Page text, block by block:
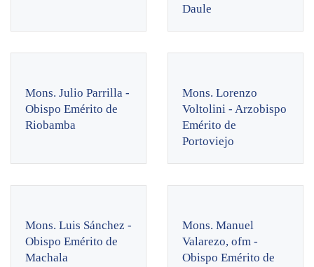
Daule
Mons. Julio Parrilla -
Obispo Emérito de
Riobamba
Mons. Lorenzo
Voltolini - Arzobispo
Emérito de
Portoviejo
Mons. Luis Sánchez -
Obispo Emérito de
Machala
Mons. Manuel
Valarezo, ofm -
Obispo Emérito de